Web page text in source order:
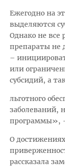
Ежегодно на
выделяются
Однако не все
препараты не
–
или
субсидий, а
льготного
заболеваний,
программы», -
О
рассказала